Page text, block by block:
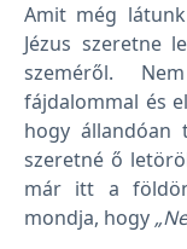
Amit még
Jézus szeretne
szeméről.
fájdalommal és
hogy állandóan
szeretné ő
már itt a
mondja, hogy